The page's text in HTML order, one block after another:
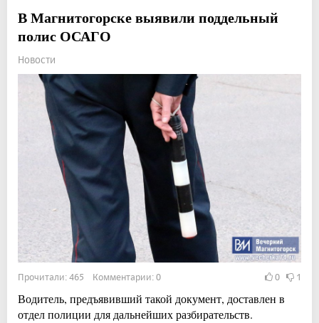
В Магнитогорске выявили поддельный
полис ОСАГО
Новости
Прочитали: 465 Комментарии: 0 0 1
Водитель, предъявивший такой документ, доставлен в
отдел полиции для дальнейших разбирательств.